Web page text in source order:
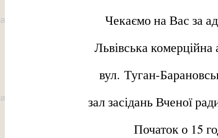
Чекаємо на Вас за
Львівська комерційна
вул. Туган-
зал засідань Вченої
Початок о 15